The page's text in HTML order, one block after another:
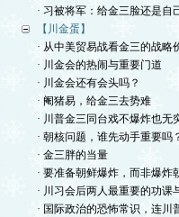
· 习被将军：给金三脸还是自
【川金蛋】
· 从中美贸易战看金三的战略
· 川金会的热闹与重要门道
· 川金会还有会头吗？
· 阉猪易，给金三去势难
· 川普金三同台戏不爆炸也无
· 朝核问题，谁先动手重要吗
· 金三胖的当量
· 要准备朝鲜爆炸，而非爆炸
· 川习会后两人最重要的功课
· 国际政治的恐怖常识，连川